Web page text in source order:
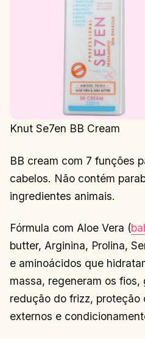
Knut Se7en BB Cream
BB cream com 7 funções
cabelos. Não contém
ingredientes animais.
Fórmula com Aloe Vera (
butter, Arginina, Prolina,
e aminoácidos que
massa, regeneram os fios,
redução do frizz, proteção
externos e